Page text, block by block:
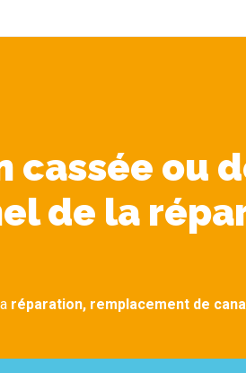
cassée ou
de la
réparation, remplacement de